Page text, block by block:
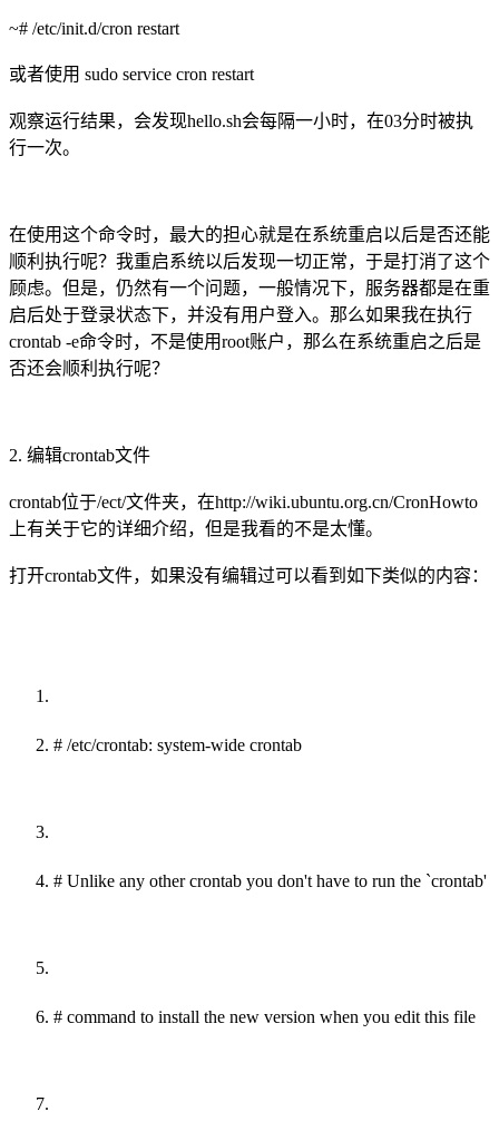
~# /etc/init.d/cron restart
或者使用 sudo service cron restart
观察运行结果，会发现hello.sh会每隔一小时，在03分时被执
行一次。
在使用这个命令时，最大的担心就是在系统重启以后是否还能
顺利执行呢？我重启系统以后发现一切正常，于是打消了这个
顾虑。但是，仍然有一个问题，一般情况下，服务器都是在重
启后处于登录状态下，并没有用户登入。那么如果我在执行
crontab -e命令时，不是使用root账户，那么在系统重启之后是
否还会顺利执行呢？
2. 编辑crontab文件
crontab位于/ect/文件夹，在http://wiki.ubuntu.org.cn/CronHowto
上有关于它的详细介绍，但是我看的不是太懂。
打开crontab文件，如果没有编辑过可以看到如下类似的内容：
# /etc/crontab: system-wide crontab
# Unlike any other crontab you don't have to run the `crontab'
# command to install the new version when you edit this file